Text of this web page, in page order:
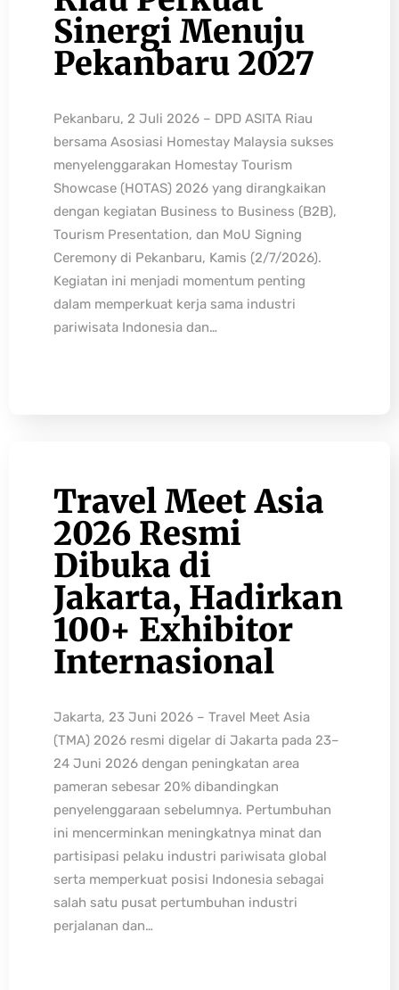
Sinergi Menuju
Pekanbaru 2027
Pekanbaru, 2 Juli 2026 – DPD ASITA Riau
bersama Asosiasi Homestay Malaysia sukses
menyelenggarakan Homestay Tourism
Showcase (HOTAS) 2026 yang dirangkaikan
dengan kegiatan Business to Business (B2B),
Tourism Presentation, dan MoU Signing
Ceremony di Pekanbaru, Kamis (2/7/2026).
Kegiatan ini menjadi momentum penting
dalam memperkuat kerja sama industri
pariwisata Indonesia dan…
Travel Meet Asia
2026 Resmi
Dibuka di
Jakarta, Hadirkan
100+ Exhibitor
Internasional
Jakarta, 23 Juni 2026 – Travel Meet Asia
(TMA) 2026 resmi digelar di Jakarta pada 23–
24 Juni 2026 dengan peningkatan area
pameran sebesar 20% dibandingkan
penyelenggaraan sebelumnya. Pertumbuhan
ini mencerminkan meningkatnya minat dan
partisipasi pelaku industri pariwisata global
serta memperkuat posisi Indonesia sebagai
salah satu pusat pertumbuhan industri
perjalanan dan…